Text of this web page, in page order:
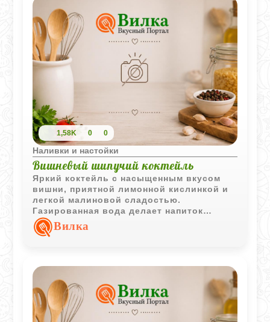
1,58K 0 0
Наливки и настойки
Вишневый шипучий коктейль
Яркий коктейль с насыщенным вкусом
вишни, приятной лимонной кислинкой и
легкой малиновой сладостью.
Газированная вода делает напиток
освежающим и особенно приятным для
подачи в жаркую погоду.
Вилка